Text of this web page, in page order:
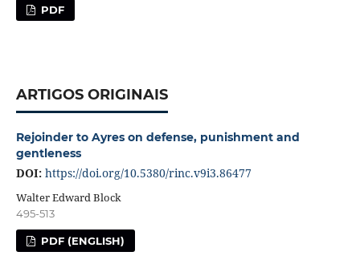
PDF
ARTIGOS ORIGINAIS
Rejoinder to Ayres on defense, punishment and
gentleness
DOI: https://doi.org/10.5380/rinc.v9i3.86477
Walter Edward Block
495-513
PDF (ENGLISH)